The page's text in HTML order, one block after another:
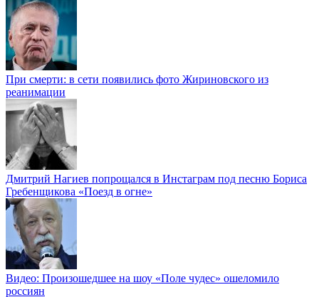
При смерти: в сети появились фото Жириновского из
реанимации
Дмитрий Нагиев попрощался в Инстаграм под песню Бориса
Гребенщикова «Поезд в огне»
Видео: Произошедшее на шоу «Поле чудес» ошеломило
россиян